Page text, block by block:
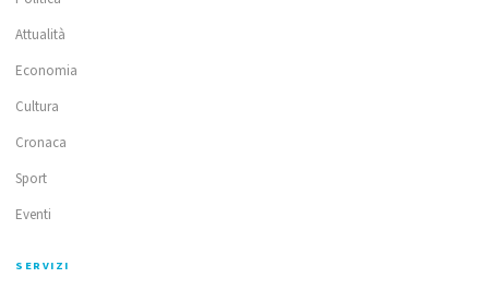
Attualità
Economia
Cultura
Cronaca
Sport
Eventi
SERVIZI